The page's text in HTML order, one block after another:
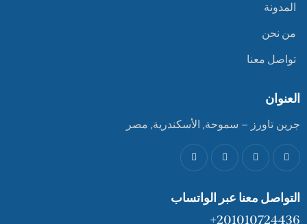
المدونة
من نحن
تواصل معنا
العنوان
جرين تاورز – سموحة, الأسكندرية, مصر
التواصل معنا عبر الواتساب
201010724436+